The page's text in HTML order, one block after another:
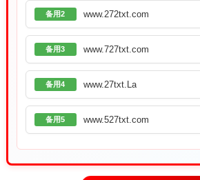
备用2 www.272txt.com
备用3 www.727txt.com
备用4 www.27txt.La
备用5 www.527txt.com